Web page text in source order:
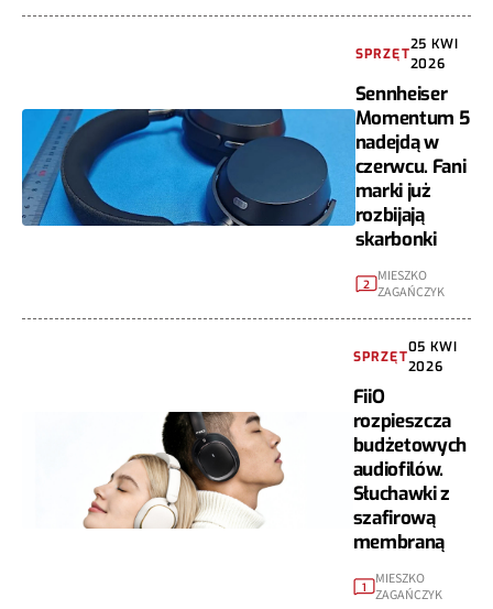
SPRZĘT
25 KWI
2026
Sennheiser
Momentum 5
nadejdą w
czerwcu. Fani
marki już
rozbijają
skarbonki
2 MIESZKO
ZAGAŃCZYK
SPRZĘT
05 KWI
2026
FiiO
rozpieszcza
budżetowych
audiofilów.
Słuchawki z
szafirową
membraną
1
MIESZKO
ZAGAŃCZYK